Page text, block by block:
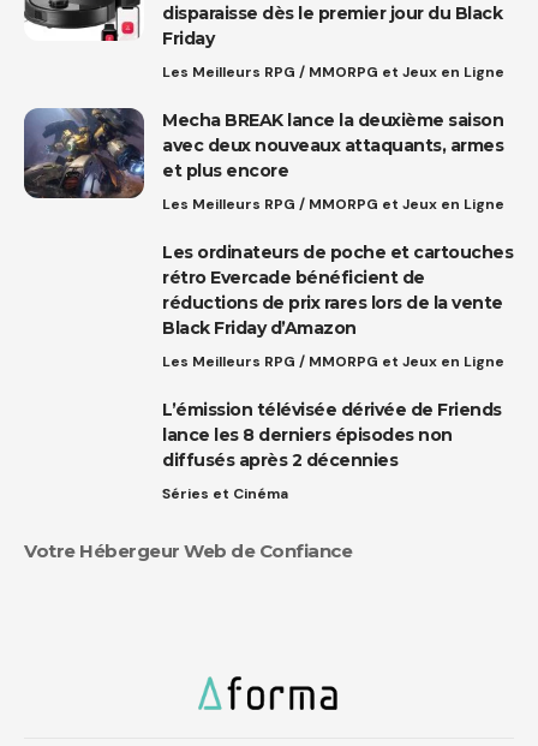
disparaisse dès le premier jour du Black
Friday
Les Meilleurs RPG / MMORPG et Jeux en Ligne
Mecha BREAK lance la deuxième saison
avec deux nouveaux attaquants, armes
et plus encore
Les Meilleurs RPG / MMORPG et Jeux en Ligne
Les ordinateurs de poche et cartouches
rétro Evercade bénéficient de
réductions de prix rares lors de la vente
Black Friday d’Amazon
Les Meilleurs RPG / MMORPG et Jeux en Ligne
L’émission télévisée dérivée de Friends
lance les 8 derniers épisodes non
diffusés après 2 décennies
Séries et Cinéma
Votre Hébergeur Web de Confiance